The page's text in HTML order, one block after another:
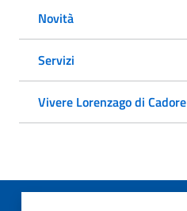
Novità
Servizi
Vivere Lorenzago di Cadore